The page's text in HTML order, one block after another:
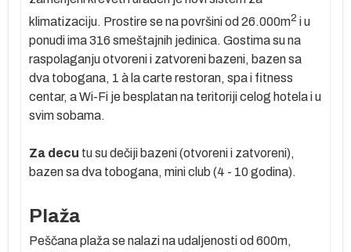
klimatizaciju. Prostire se na površini od 26.000m2 i u
ponudi ima 316 smeštajnih jedinica. Gostima su na
raspolaganju otvoreni i zatvoreni bazeni, bazen sa
dva tobogana, 1 à la carte restoran, spa i fitness
centar, a Wi-Fi je besplatan na teritoriji celog hotela i u
svim sobama.
Za decu tu su dečiji bazeni (otvoreni i zatvoreni),
bazen sa dva tobogana, mini club (4 - 10 godina).
Plaža
Peščana plaža se nalazi na udaljenosti od 600m,